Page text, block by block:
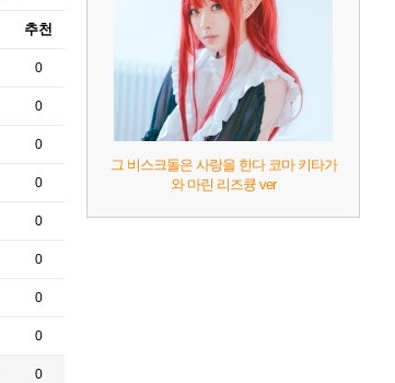
추천
0
0
0
0
0
0
0
0
0
그 비스크돌은 사랑을 한다 코마 키타가
와 마린 리즈큥 ver